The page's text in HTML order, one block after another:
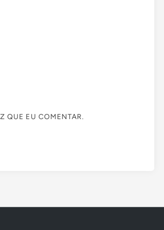
QUE EU COMENTAR.